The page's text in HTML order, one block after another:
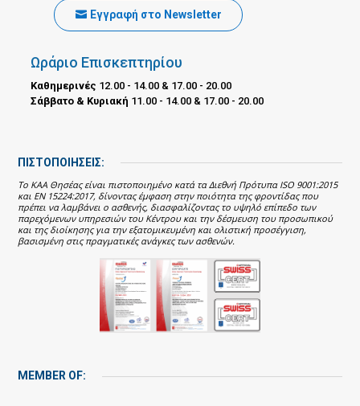
Εγγραφή στο Newsletter
Ωράριο Επισκεπτηρίου
Καθημερινές 12.00 - 14.00 & 17.00 - 20.00
Σάββατο & Κυριακή 11.00 - 14.00 & 17.00 - 20.00
ΠΙΣΤΟΠΟΙΗΣΕΙΣ:
Το ΚΑΑ Θησέας είναι πιστοποιημένο κατά τα Διεθνή Πρότυπα ISO 9001:2015
και EN 15224:2017, δίνοντας έμφαση στην ποιότητα της φροντίδας που
πρέπει να λαμβάνει ο ασθενής, διασφαλίζοντας το υψηλό επίπεδο των
παρεχόμενων υπηρεσιών του Κέντρου και την δέσμευση του προσωπικού
και της διοίκησης για την εξατομικευμένη και ολιστική προσέγγιση,
βασισμένη στις πραγματικές ανάγκες των ασθενών.
MEMBER OF: